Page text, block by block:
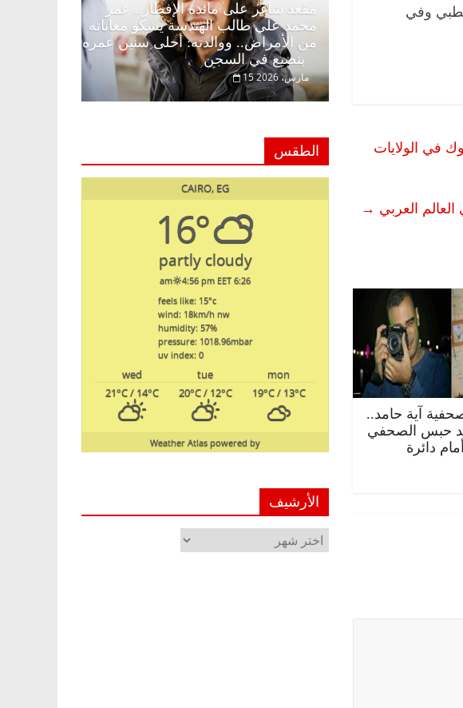
وفي
في الولايات
العربي →
آية حامد..
حبس الصحفي
دائرة
مقعد شاغر على مائدة الإفطار..
محمد علي طالب الهندسة يشكو
من الأمراض.. ووالدته: أحلى
بتضيع في السجن
15 مارس، 2026
مقعد شاغر على الإفطار وبلكونة بلا زينة
رمضان.. د. عبدالخالق فاروق خبير
اقتصادي في انتظار حلم الحرية ولمة
الطقس
CAIRO, EG
16°
partly cloudy
6:26 am
4:56 pm EET
feels like: 15°c
wind: 18km/h nw
humidity: 57%
pressure: 1018.96mbar
uv index: 0
mon
tue
wed
19°C/ 13°C
20°C/ 12°C
21°C/ 14°C
powered by
Weather Atlas
الأرشيف
الأرشيف